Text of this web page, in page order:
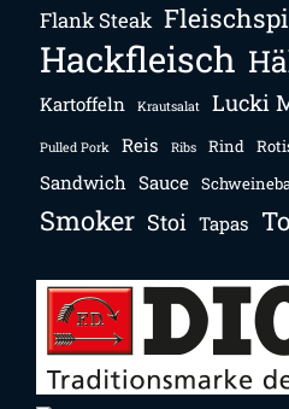
Flank Steak
Hackfleisch
Kartoffeln Krautsalat Lucki
Pulled Pork Reis Ribs Rind
Sandwich Sauce
Smoker Stoi Tapas